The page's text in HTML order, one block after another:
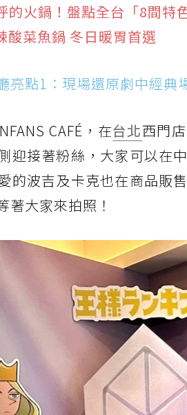
的火鍋！盤點全台「8間特
酸菜魚鍋 冬日暖胃首選
亮點1：現場還原劇中經典
CAFÉ，在台北西門
迎接著粉絲，大家可以在
的波吉及卡克也在商品販
著大家來拍照！